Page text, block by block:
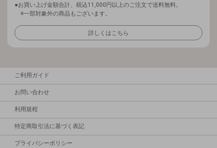
お買い上げ金額合計、税込11,000円以上のご注文で送料無料。
※一部対象外の商品もございます。
詳しくはこちら
ご利用ガイド
お問い合わせ
利用規程
特定商取引法に基づく表記
プライバシーポリシー